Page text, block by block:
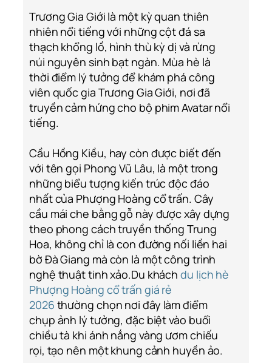
Trương Gia Giới là một kỳ quan thiên
nhiên nổi tiếng với những cột đá sa
thạch khổng lồ, hình thù kỳ dị và rừng
núi nguyên sinh bạt ngàn. Mùa hè là
thời điểm lý tưởng để khám phá công
viên quốc gia Trương Gia Giới, nơi đã
truyền cảm hứng cho bộ phim Avatar nổi
tiếng.
Cầu Hồng Kiều, hay còn được biết đến
với tên gọi Phong Vũ Lâu, là một trong
những biểu tượng kiến trúc độc đáo
nhất của Phượng Hoàng cổ trấn. Cây
cầu mái che bằng gỗ này được xây dựng
theo phong cách truyền thống Trung
Hoa, không chỉ là con đường nối liền hai
bờ Đà Giang mà còn là một công trình
nghệ thuật tinh xảo.Du kháchdu lịch hè
Phượng Hoàng cổ trấn giá rẻ
2026 thường chọn nơi đây làm điểm
chụp ảnh lý tưởng, đặc biệt vào buổi
chiều tà khi ánh nắng vàng ươm chiếu
rọi, tạo nên một khung cảnh huyền ảo.